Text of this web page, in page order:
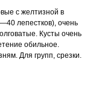
с желтизной в
лепестков), очень
Кусты очень
обильное.
Для групп, срезки.